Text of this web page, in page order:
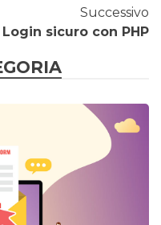
Successivo
Login sicuro con PHP